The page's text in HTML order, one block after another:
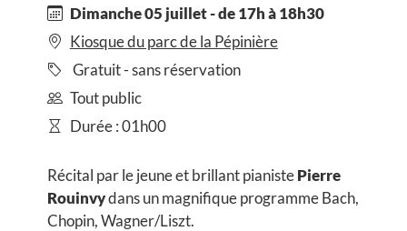
Dimanche 05 juillet - de 17h à 18h30
Kiosque du parc de la Pépinière
Gratuit - sans réservation
Tout public
Durée : 01h00
Récital par le jeune et brillant pianistePierre
Rouinvydans un magnifique programme Bach,
Chopin, Wagner/Liszt.